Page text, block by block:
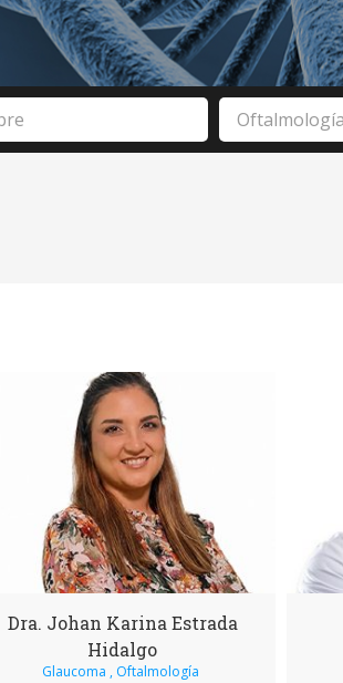
Dra. Johan Karina Estrada
Hidalgo
Glaucoma , Oftalmología